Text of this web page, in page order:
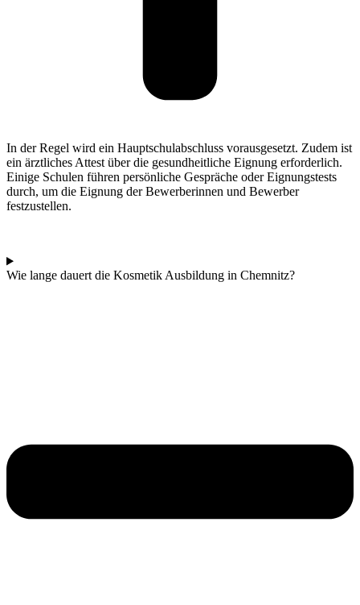
In der Regel wird ein Hauptschulabschluss vorausgesetzt. Zudem ist
ein ärztliches Attest über die gesundheitliche Eignung erforderlich.
Einige Schulen führen persönliche Gespräche oder Eignungstests
durch, um die Eignung der Bewerberinnen und Bewerber
festzustellen.
Wie lange dauert die Kosmetik Ausbildung in Chemnitz?